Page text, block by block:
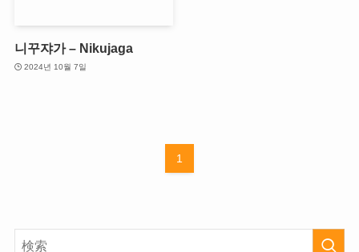
니꾸쟈가 – Nikujaga
2024년 10월 7일
1